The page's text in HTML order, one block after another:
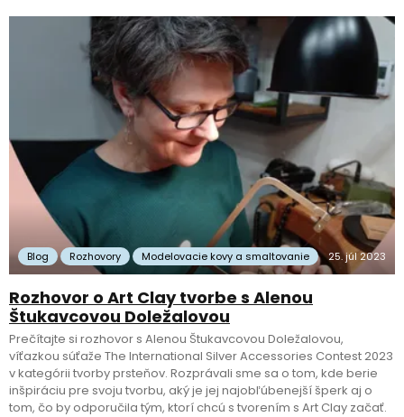
Blog Rozhovory Modelovacie kovy a smaltovanie 25. júl 2023
Rozhovor o Art Clay tvorbe s Alenou
Štukavcovou Doležalovou
Prečítajte si rozhovor s Alenou Štukavcovou Doležalovou,
víťazkou súťaže The International Silver Accessories Contest 2023
v kategórii tvorby prsteňov. Rozprávali sme sa o tom, kde berie
inšpiráciu pre svoju tvorbu, aký je jej najobľúbenejší šperk aj o
tom, čo by odporučila tým, ktorí chcú s tvorením s Art Clay začať.